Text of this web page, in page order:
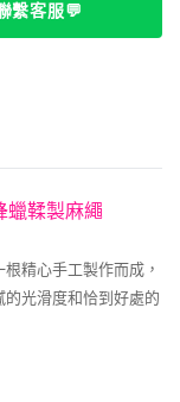
繫客服💬
蠟鞣製麻繩
精心手工製作而成，
光滑度和恰到好處的